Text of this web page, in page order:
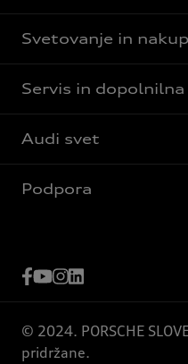
Svetovanje in nakup
Servis in
Audi svet
Podpora
© 2024. PORSCHE
pridržane.